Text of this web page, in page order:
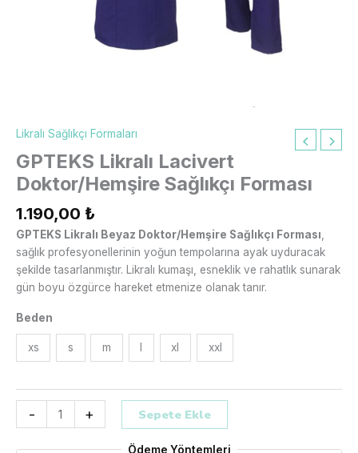
Likralı Sağlıkçı Formaları
GPTEKS Likralı Lacivert
Doktor/Hemşire Sağlıkçı Forması
1.190,00 ₺
GPTEKS Likralı Beyaz Doktor/Hemşire Sağlıkçı Forması
sağlık profesyonellerinin yoğun tempolarına ayak uyduracak
şekilde tasarlanmıştır. Likralı kumaşı, esneklik ve rahatlık sunarak
gün boyu özgürce hareket etmenize olanak tanır.
Beden
xs s m xl xxl
- + Sepete Ekle
Ödeme Yöntemleri